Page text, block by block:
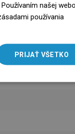
našej
používania
PRIJAŤ VŠETKO